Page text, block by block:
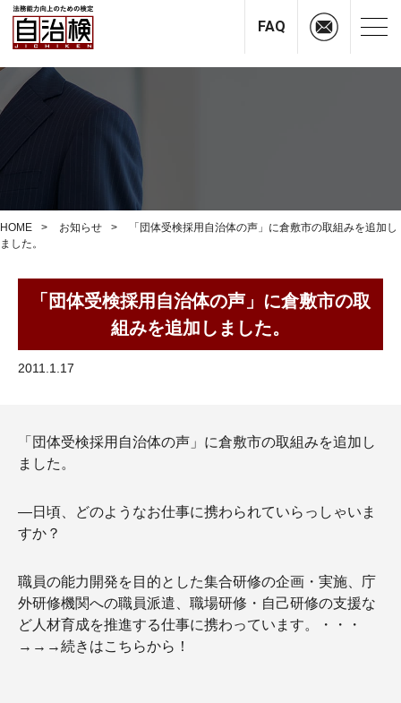
HOME お知らせ
「団体受検採用自治体の声」に倉敷市の取組みを追加し
ました。
「団体受検採用自治体の声」に倉敷市の取
組みを追加しました。
2011.1.17
「団体受検採用自治体の声」に倉敷市の取組みを追加し
ました。
―日頃、どのようなお仕事に携わられていらっしゃいま
すか？
職員の能力開発を目的とした集合研修の企画・実施、庁
外研修機関への職員派遣、職場研修・自己研修の支援な
ど人材育成を推進する仕事に携わっています。・・・
→→→続きはこちらから！
FAQ